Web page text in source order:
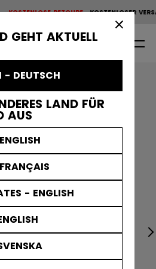
GEHT AKTUELL
- DEUTSCH
LAND FÜR
AUS
- ENGLISH
anhalten.
KOSTENLOSE RETOURE KOSTENLOSER
AB 200 EURO KOSTENLOSE
0
Collections